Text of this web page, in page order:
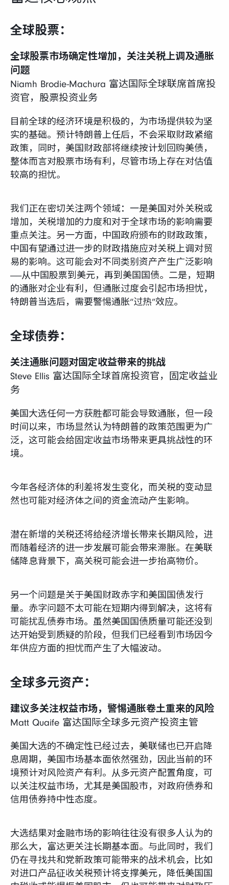
全球股票：
全球股票市场确定性增加，关注关税上调及通胀
问题
Niamh Brodie-Machura 富达国际全球联席首席投
资官，股票投资业务
目前全球的经济环境是积极的，为市场提供较为坚
实的基础。预计特朗普上任后，不会采取财政紧缩
政策，同时，美国财政部将继续按计划回购美债，
整体而言对股票市场有利，尽管市场上存在对估值
较高的担忧。
我们正在密切关注两个领域：一是美国对外关税或
增加，关税增加的力度和对于全球市场的影响需要
重点关注。另一方面，中国政府颁布的财政政策，
中国有望通过进一步的财政措施应对关税上调对贸
易的影响。这可能会对不同类别资产产生广泛影响
——从中国股票到美元，再到美国国债。二是，短期
的通胀对企业有利，但通胀过度会引起市场担忧，
特朗普当选后，需要警惕通胀“过热”效应。
全球债券：
关注通胀问题对固定收益带来的挑战
Steve Ellis 富达国际全球首席投资官，固定收益业
务
美国大选任何一方获胜都可能会导致通胀，但一段
时间以来，市场显然认为特朗普的政策范围更为广
泛，这可能会给固定收益市场带来更具挑战性的环
境。
今年各经济体的利差将发生变化，而关税的变动显
然也可能对经济体之间的资金流动产生影响。
潜在新增的关税还将给经济增长带来长期风险，进
而随着经济的进一步发展可能会带来滞胀。在美联
储降息背景下，高关税可能会进一步抬高物价。
另一个问题是关于美国财政赤字和美国国债发行
量。赤字问题不太可能在短期内得到解决，这将有
可能扰乱债券市场。虽然美国国债质量可能还没到
达开始受到质疑的阶段，但我们已经看到市场因今
年供应方面的担忧而产生了大幅波动。
全球多元资产：
建议多关注权益市场，警惕通胀卷土重来的风险
Matt Quaife 富达国际全球多元资产投资主管
美国大选的不确定性已经过去，美联储也已开启降
息周期，美国市场基本面依然强劲，因此当前的环
境预计对风险资产有利。从多元资产配置角度，可
以关注权益市场，尤其是美国股市，对政府债券和
信用债券持中性态度。
大选结果对金融市场的影响往往没有很多人认为的
那么大，富达更关注长期基本面。与此同时，我们
仍在寻找共和党新政策可能带来的战术机会，比如
对进口产品征收关税预计将支撑美元，降低美国国